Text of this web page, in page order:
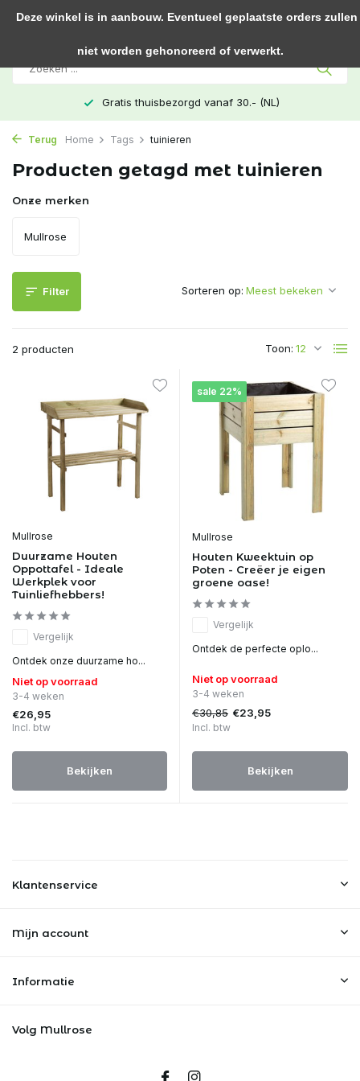
Gratis thuisbezorgd vanaf 30.- (NL)
Terug Home Tags tuinieren
Producten getagd met tuinieren
Onze merken
Mullrose
Filter
2 producten Toon:
Sorteren op:
Mullrose
Duurzame Houten
Oppottafel - Ideale
Werkplek voor
Tuinliefhebbers!
Vergelijk
Ontdek onze duurzame ho...
Niet op voorraad
3-4 weken
€26,95
Incl. btw
Bekijken
sale 22%
Mullrose
Houten Kweektuin op
Poten - Creëer je eigen
groene oase!
Vergelijk
Ontdek de perfecte oplo...
Niet op voorraad
3-4 weken
€30,85 €23,95
Incl. btw
Bekijken
Klantenservice
Mijn account
Informatie
Volg Mullrose
Deze winkel is in aanbouw. Eventueel geplaatste orders zullen
niet worden gehonoreerd of verwerkt.